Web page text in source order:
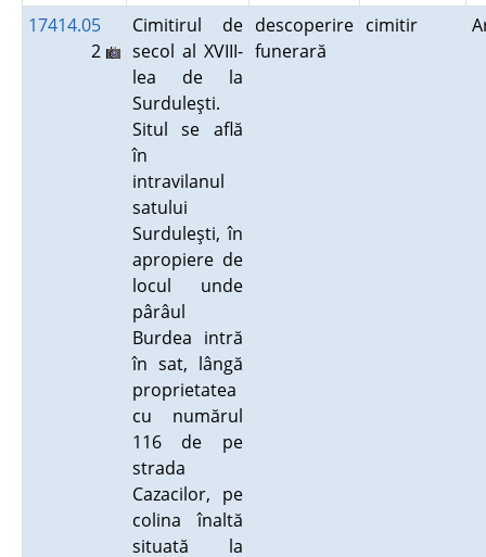
17414.05
2
Cimitirul de
secol al XVIII-
lea de la
Surduleşti.
Situl se află
în
intravilanul
satului
Surduleşti, în
apropiere de
locul unde
pârâul
Burdea intră
în sat, lângă
proprietatea
cu numărul
116 de pe
strada
Cazacilor, pe
colina înaltă
situată la
descoperire
funerară
cimitir